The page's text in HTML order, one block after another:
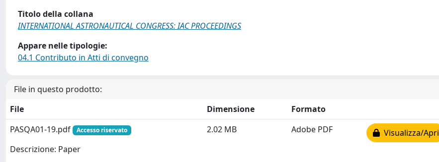
Titolo della collana
INTERNATIONAL ASTRONAUTICAL CONGRESS: IAC PROCEEDINGS
Appare nelle tipologie:
04.1 Contributo in Atti di convegno
File in questo prodotto:
File
Dimensione
Formato
PASQA01-19.pdf
Accesso riservato
Descrizione: Paper
2.02 MB Adobe PDF Visualizza/Apri